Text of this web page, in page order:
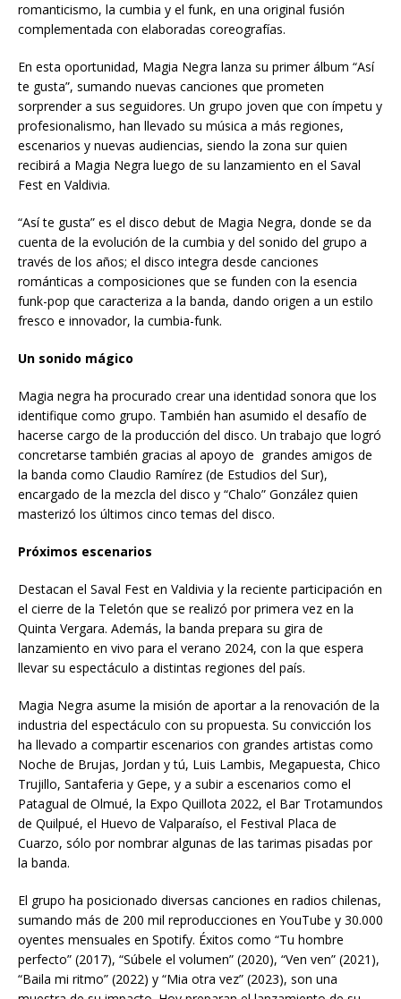
romanticismo, la cumbia y el funk, en una original fusión
complementada con elaboradas coreografías.
En esta oportunidad, Magia Negra lanza su primer álbum “Así
te gusta”, sumando nuevas canciones que prometen
sorprender a sus seguidores. Un grupo joven que con ímpetu y
profesionalismo, han llevado su música a más regiones,
escenarios y nuevas audiencias, siendo la zona sur quien
recibirá a Magia Negra luego de su lanzamiento en el Saval
Fest en Valdivia.
“Así te gusta” es el disco debut de Magia Negra, donde se da
cuenta de la evolución de la cumbia y del sonido del grupo a
través de los años; el disco integra desde canciones
románticas a composiciones que se funden con la esencia
funk-pop que caracteriza a la banda, dando origen a un estilo
fresco e innovador, la cumbia-funk.
Un sonido mágico
Magia negra ha procurado crear una identidad sonora que los
identifique como grupo. También han asumido el desafío de
hacerse cargo de la producción del disco. Un trabajo que logró
concretarse también gracias al apoyo de grandes amigos de
la banda como Claudio Ramírez (de Estudios del Sur),
encargado de la mezcla del disco y “Chalo” González quien
masterizó los últimos cinco temas del disco.
Próximos escenarios
Destacan el Saval Fest en Valdivia y la reciente participación en
el cierre de la Teletón que se realizó por primera vez en la
Quinta Vergara. Además, la banda prepara su gira de
lanzamiento en vivo para el verano 2024, con la que espera
llevar su espectáculo a distintas regiones del país.
Magia Negra asume la misión de aportar a la renovación de la
industria del espectáculo con su propuesta. Su convicción los
ha llevado a compartir escenarios con grandes artistas como
Noche de Brujas, Jordan y tú, Luis Lambis, Megapuesta, Chico
Trujillo, Santaferia y Gepe, y a subir a escenarios como el
Patagual de Olmué, la Expo Quillota 2022, el Bar Trotamundos
de Quilpué, el Huevo de Valparaíso, el Festival Placa de
Cuarzo, sólo por nombrar algunas de las tarimas pisadas por
la banda.
El grupo ha posicionado diversas canciones en radios chilenas,
sumando más de 200 mil reproducciones en YouTube y 30.000
oyentes mensuales en Spotify. Éxitos como “Tu hombre
perfecto” (2017), “Súbele el volumen” (2020), “Ven ven” (2021),
“Baila mi ritmo” (2022) y “Mia otra vez” (2023), son una